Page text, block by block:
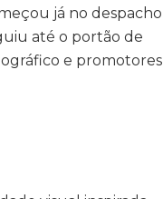
já no despacho
até o portão de
e promotores